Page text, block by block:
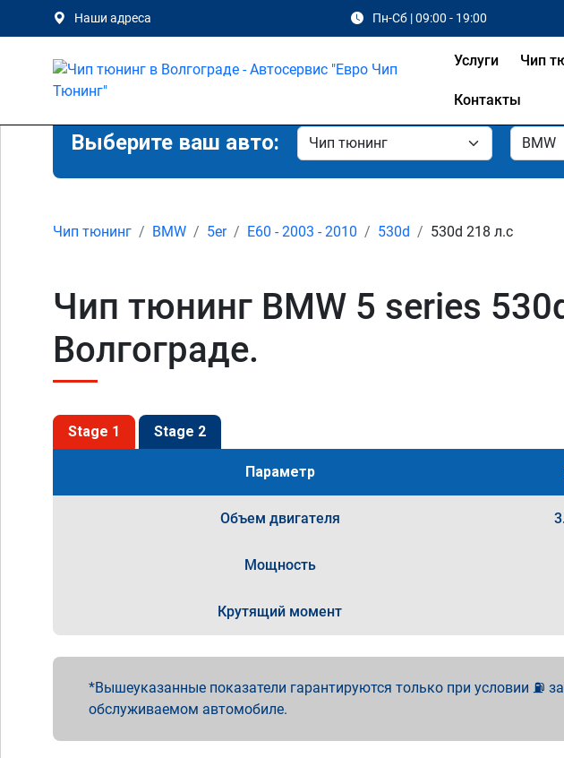
Наши адреса Пн-Сб | 09:00 - 19:00
Услуги Чип
Контакты
Выберите ваш авто:
Чип тюнинг BMW 5er E60 - 2003 - 2010 530d 530d 218 л.с
Чип тюнинг BMW 5 series
Волгограде.
Stage 1 Stage 2
Параметр
Объем двигателя
Мощность
Крутящий момент
Вышеуказанные показатели гарантируются только при условии ⛽
обслуживаемом автомобиле.